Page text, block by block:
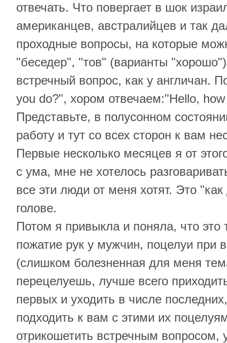
отвечать. Что повергает в шок
американцев, австралийцев и так
проходные вопросы, на которые
"беседер", "тов" (варианты
встречный вопрос, как у англичан.
you do?", хором отвечаем:"Hello,
Представьте, в полусонном
работу и тут со всех сторон к вам
Первые несколько месяцев я от
с ума, мне не хотелось
все эти люди от меня хотят. Это
голове.
Потом я привыкла и поняла, что это
пожатие рук у мужчин, поцелуи при
(слишком болезненная для меня
перецелуешь, лучше всего
первых и уходить в числе
подходить к вам с этими их
отрикошетить встречным вопросом,